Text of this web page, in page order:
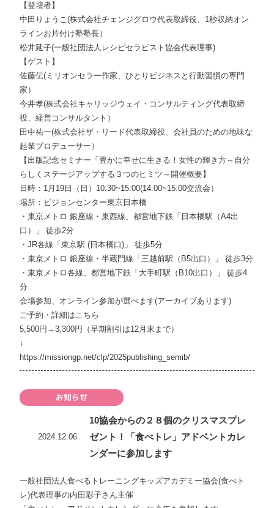
【登壇者】
中田りょうこ(株式会社チェンジグロウ代表取締役、1秒収納オン
ラインお片付け塾塾長）
松井延子(一般社団法人レシピセラピスト協会代表理事)
【ゲスト】
佐藤伝(ミリオンセラー作家、ひとりビジネスと行動習慣の専門
家）
今井孝(株式会社キャリッジウェイ・コンサルティング代表取締
役、経営コンサルタント）
田中祐一(株式会社ザ・リード代表取締役、会社員のための地味な
起業プロデューサー）
【出版記念セミナー「豊かに幸せに生きる！女性の輝き方～自分
らしくステージアップする３つのヒミツ～開催概要】
日時：1月19日（日）10:30~15:00(14:00~15:00交流会）
場所：ビジョンセンター東京日本橋
・東京メトロ 銀座線・東西線、都営地下鉄「日本橋駅（A4出
口）」 徒歩2分
・JR各線「東京駅 (日本橋口)」 徒歩5分
・東京メトロ 銀座線・半蔵門線「三越前駅（B5出口）」 徒歩3分
・東京メトロ各線、都営地下鉄「大手町駅（B10出口）」 徒歩4
分
会場参加、オンライン参加が選べます(アーカイブあります)
ご予約・詳細はこちら
5,500円→3,300円（早期割引は12月末まで）
↓
https://missiongp.net/clp/2025publishing_semib/
お知らせ
2024.12.06
10協会からの２８個のクリスマスプレ
ゼント！「食べトレ」アドベントカレ
ンダーに参加します
一般社団法人食べるトレーニングキッズアカデミー協会(食べト
レ)代表理事の内田彩子さん主催